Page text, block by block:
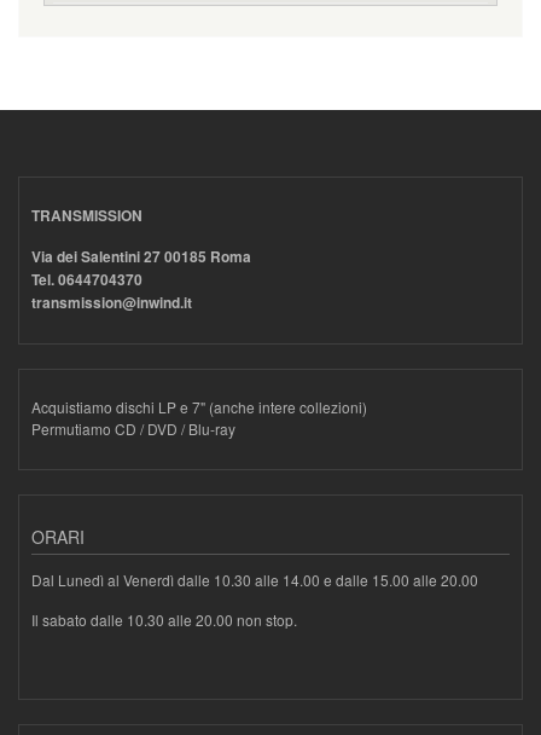
TRANSMISSION
Via dei Salentini 27 00185 Roma
Tel. 0644704370
transmission@inwind.it
Acquistiamo dischi LP e 7" (anche intere collezioni)
Permutiamo CD / DVD / Blu-ray
ORARI
Dal Lunedì al Venerdì dalle 10.30 alle 14.00 e dalle 15.00 alle 20.00
Il sabato dalle 10.30 alle 20.00 non stop.